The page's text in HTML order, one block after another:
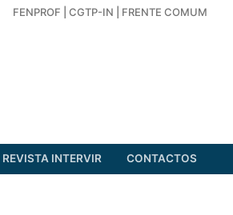
FENPROF CGTP-IN FRENTE COMUM
REVISTA INTERVIR CONTACTOS